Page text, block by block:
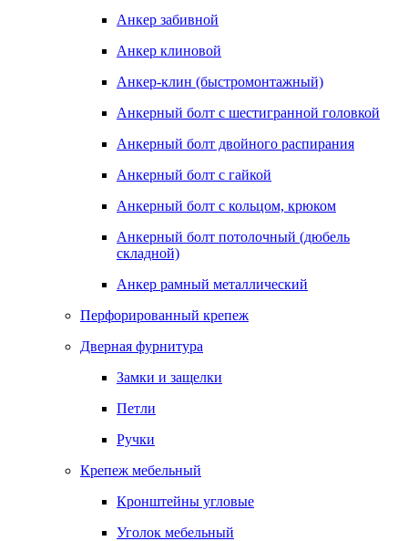
Анкер забивной
Анкер клиновой
Анкер-клин (быстромонтажный)
Анкерный болт с шестигранной головкой
Анкерный болт двойного распирания
Анкерный болт с гайкой
Анкерный болт с кольцом, крюком
Анкерный болт потолочный (дюбель
складной)
Анкер рамный металлический
Перфорированный крепеж
Дверная фурнитура
Замки и защелки
Петли
Ручки
Крепеж мебельный
Кронштейны угловые
Уголок мебельный